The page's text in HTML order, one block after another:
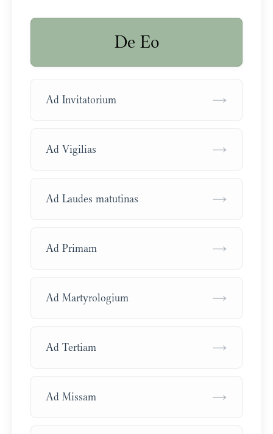
De Eo
Ad Invitatorium →
Ad Vigilias →
Ad Laudes matutinas →
Ad Primam →
Ad Martyrologium →
Ad Tertiam →
Ad Missam →